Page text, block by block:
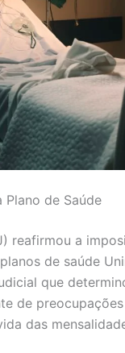
de Saúde
reafirmou a
de saúde
que
de
das